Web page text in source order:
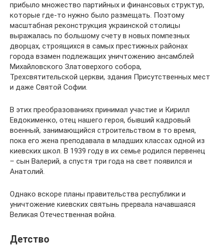
прибыло множество партийных и финансовых структур,
которые где-то нужно было размещать. Поэтому
масштабная реконструкция украинской столицы
выражалась по большому счету в новых помпезных
дворцах, строящихся в самых престижных районах
города взамен подлежащих уничтожению ансамблей
Михайловского Златоверхого собора,
Трехсвятительской церкви, здания Присутственных мест
и даже Святой Софии.
В этих преобразованиях принимал участие и Кирилл
Евдокименко, отец нашего героя, бывший кадровый
военный, занимающийся строительством в то время,
пока его жена преподавала в младших классах одной из
киевских школ. В 1939 году в их семье родился первенец
– сын Валерий, а спустя три года на свет появился и
Анатолий.
Однако вскоре планы правительства республики и
уничтожение киевских святынь прервала начавшаяся
Великая Отечественная война.
Детство